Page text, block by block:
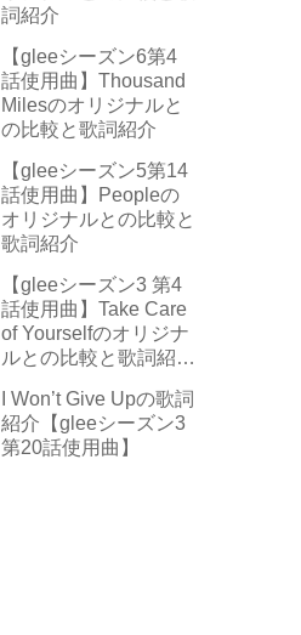
詞紹介
【gleeシーズン6第4
話使用曲】Thousand
Milesのオリジナルと
の比較と歌詞紹介
【gleeシーズン5第14
話使用曲】Peopleの
オリジナルとの比較と
歌詞紹介
【gleeシーズン3 第4
話使用曲】Take Care
of Yourselfのオリジナ
ルとの比較と歌詞紹介
I Won’t Give Upの歌詞
紹介【gleeシーズン3
第20話使用曲】